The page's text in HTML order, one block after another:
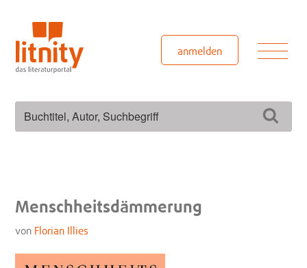
springen
anmelden
Menschheitsdämmerung
von Florian Illies